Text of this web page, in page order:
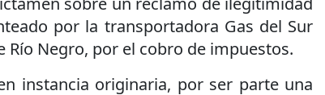
por la transportadora Gas del Sur
Río Negro, por el cobro de impuestos.
instancia originaria, por ser parte una